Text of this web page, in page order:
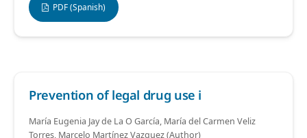
PDF (Spanish)
Prevention of legal drug use i
María Eugenia Jay de La O García, María del Carmen Veliz
Torres, Marcelo Martínez Vazquez (Author)